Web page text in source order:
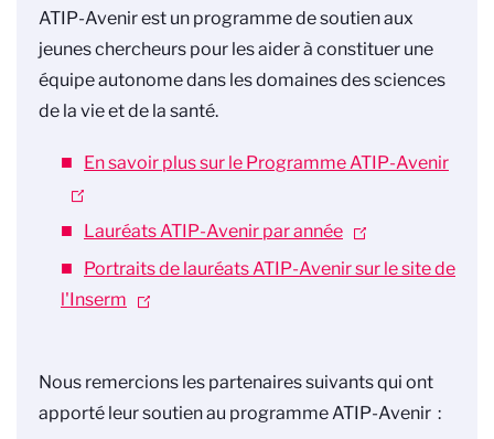
ATIP-Avenir est un programme de soutien aux
jeunes chercheurs pour les aider à constituer une
équipe autonome dans les domaines des sciences
de la vie et de la santé.
En savoir plus sur le Programme ATIP-Avenir
Lauréats ATIP-Avenir par année
Portraits de lauréats ATIP-Avenir sur le site de
l'Inserm
Nous remercions les partenaires suivants qui ont
apporté leur soutien au programme ATIP-Avenir :